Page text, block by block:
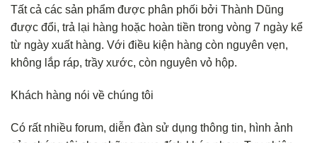
Tất cả các sản phẩm được phân phối bởi Thành Dũng
được đổi, trả lại hàng hoặc hoàn tiền trong vòng 7 ngày kể
từ ngày xuất hàng. Với điều kiện hàng còn nguyên vẹn,
không lắp ráp, trầy xước, còn nguyên vỏ hộp.
Khách hàng nói về chúng tôi
Có rất nhiều forum, diễn đàn sử dụng thông tin, hình ảnh